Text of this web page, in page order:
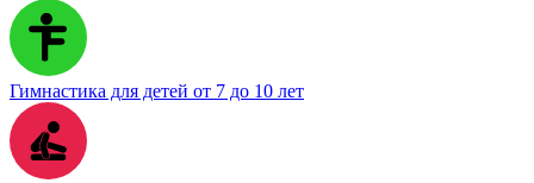
Гимнастика для детей от 7 до 10 лет